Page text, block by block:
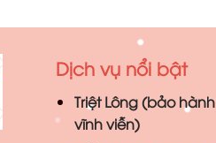
Dịch vụ nổi bật
Triệt Lông (bảo hành
vĩnh viễn)